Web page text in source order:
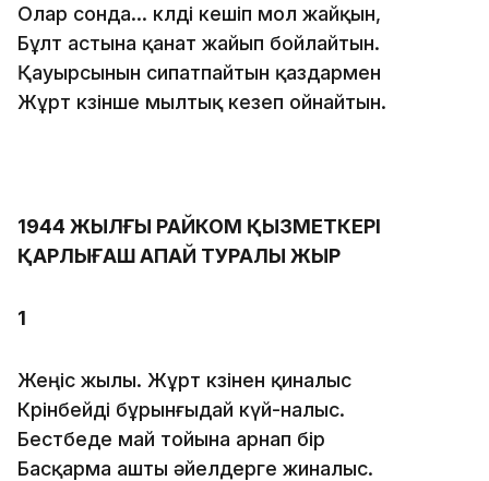
Олар сонда... көлді кешіп мол жайқын,
Бұлт астына қанат жайып бойлайтын.
Қауырсынын сипатпайтын қаздармен
Жұрт көзінше мылтық кезеп ойнайтын.
1944 ЖЫЛҒЫ РАЙКОМ ҚЫЗМЕТКЕРІ
ҚАРЛЫҒАШ АПАЙ ТУРАЛЫ ЖЫР
1
Жеңіс жылы. Жұрт көзінен қиналыс
Көрінбейді бұрынғыдай күй-налыс.
Бестөбеде май тойына арнап бір
Басқарма ашты әйелдерге жиналыс.